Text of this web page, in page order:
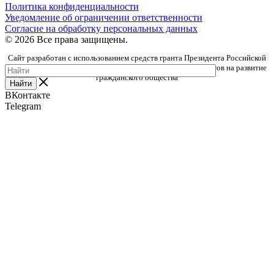
Политика конфиденциальности
Уведомление об ограничении ответственности
Согласие на обработку персональных данных
© 2026 Все права защищены.
Сайт разработан с использованием средств гранта Президента Российской
Федерации, предоставленного Фондом президентских грантов на развитие
гражданского общества
Найти
ВКонтакте
Telegram